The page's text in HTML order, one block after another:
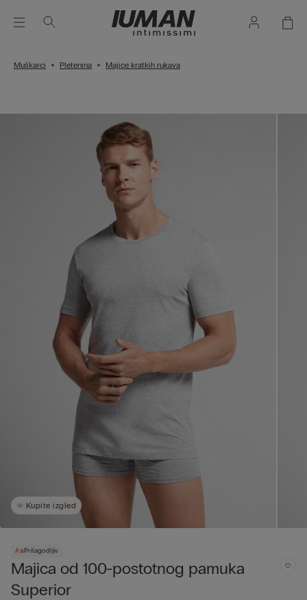
Muškarci Pletenina Majice kratkih rukava
Kupite izgled
Prilagodljiv
Majica od 100-postotnog pamuka
Superior